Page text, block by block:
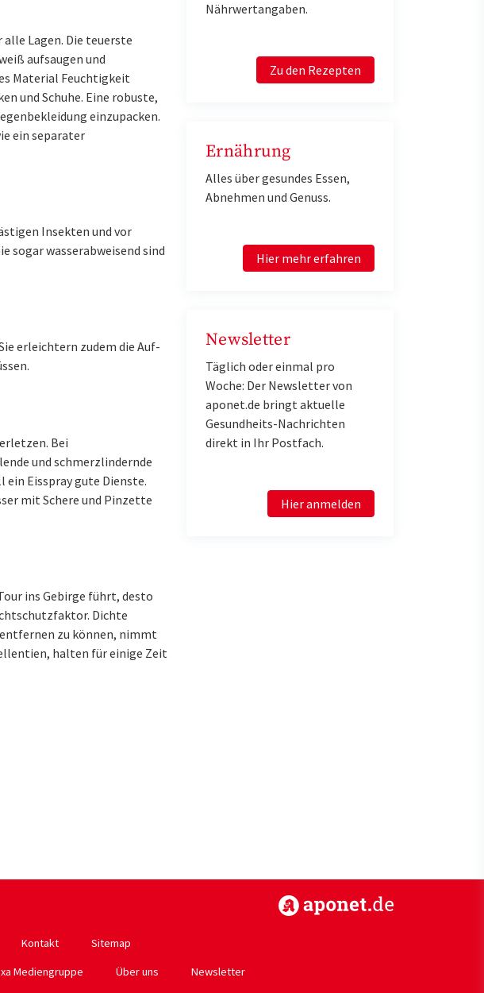
Lagen. Die teuerste
aufsaugen und
Material Feuchtigkeit
und Schuhe. Eine robuste,
einzupacken.
ein separater
Insekten und vor
sogar wasserabweisend sind
erleichtern zudem die Auf-
Bei
und schmerzlindernde
Eisspray gute Dienste.
mit Schere und Pinzette
ins Gebirge führt, desto
Dichte
zu können, nimmt
halten für einige Zeit
Nährwertangaben.
Zu den Rezepten
Ernährung
Alles über gesundes Essen,
Abnehmen und Genuss.
Hier mehr erfahren
Newsletter
Täglich oder einmal pro
Woche: Der Newsletter von
aponet.de bringt aktuelle
Gesundheits-Nachrichten
direkt in Ihr Postfach.
Hier anmelden
Kontakt
Sitemap
Mediengruppe Über uns Newsletter